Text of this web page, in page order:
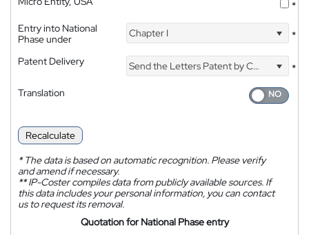
*
Entry into National
Phase under
Chapter I *
Patent Delivery Send the Letters Patent by Courier
*
Translation
Recalculate
*The data is based on automatic recognition. Please verify
and amend if necessary.
**IP-Coster compiles data from publicly available sources. If
this data includes your personal information, you can contact
us to request its removal.
Quotation for National Phase entry